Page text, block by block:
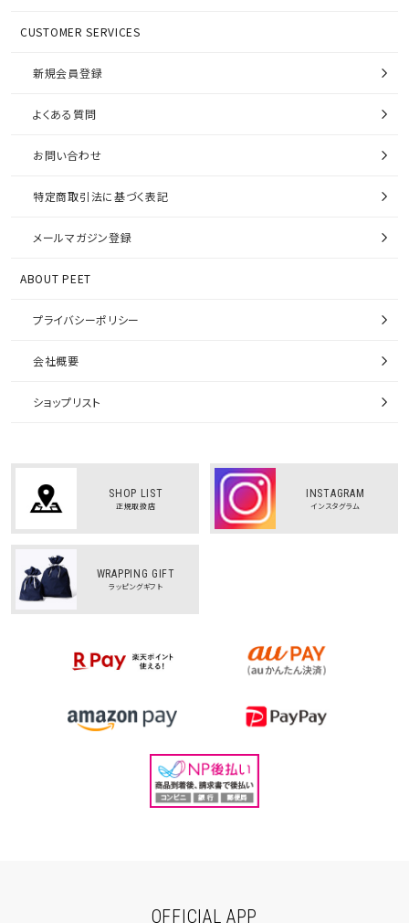
CUSTOMER SERVICES
新規会員登録
よくある質問
お問い合わせ
特定商取引法に基づく表記
メールマガジン登録
ABOUT PEET
プライバシーポリシー
会社概要
ショップリスト
SHOP LIST
正規取扱店
INSTAGRAM
インスタグラム
WRAPPING GIFT
ラッピングギフト
OFFICIAL APP